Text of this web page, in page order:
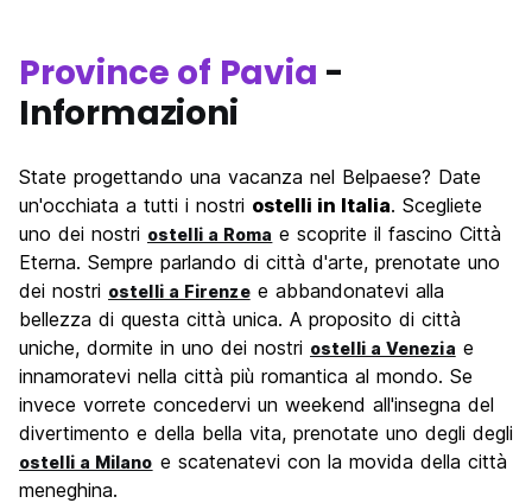
Province of Pavia -
Informazioni
State progettando una vacanza nel Belpaese? Date
un'occhiata a tutti i nostri ostelli in Italia. Scegliete
uno dei nostri ostelli a Roma e scoprite il fascino Città
Eterna. Sempre parlando di città d'arte, prenotate uno
dei nostri ostelli a Firenzee abbandonatevi alla
bellezza di questa città unica. A proposito di città
uniche, dormite in uno dei nostri ostelli a Venezia e
innamoratevi nella città più romantica al mondo. Se
invece vorrete concedervi un weekend all'insegna del
divertimento e della bella vita, prenotate uno degli degli
ostelli a Milano e scatenatevi con la movida della città
meneghina.